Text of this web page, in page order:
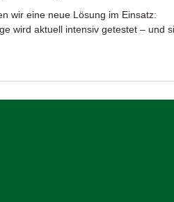
wir eine neue Lösung im Einsatz:
wird aktuell intensiv getestet – und